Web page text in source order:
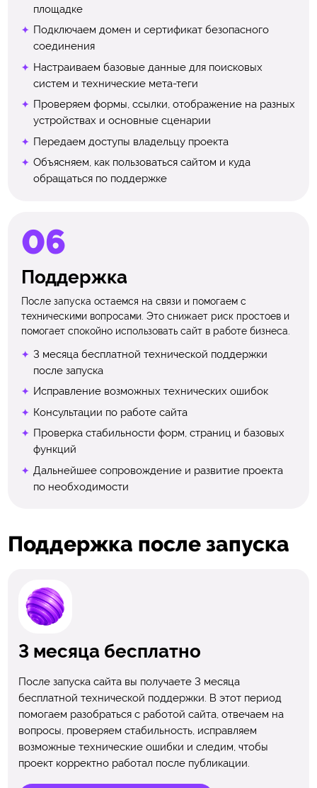
площадке
Подключаем домен и сертификат безопасного
соединения
Настраиваем базовые данные для поисковых
систем и технические мета-теги
Проверяем формы, ссылки, отображение на разных
устройствах и основные сценарии
Передаем доступы владельцу проекта
Объясняем, как пользоваться сайтом и куда
обращаться по поддержке
Поддержка
После запуска остаемся на связи и помогаем с
техническими вопросами. Это снижает риск простоев и
помогает спокойно использовать сайт в работе бизнеса.
3 месяца бесплатной технической поддержки
после запуска
Исправление возможных технических ошибок
Консультации по работе сайта
Проверка стабильности форм, страниц и базовых
функций
Дальнейшее сопровождение и развитие проекта
по необходимости
Поддержка после запуска
3 месяца бесплатно
После запуска сайта вы получаете 3 месяца
бесплатной технической поддержки. В этот период
помогаем разобраться с работой сайта, отвечаем на
вопросы, проверяем стабильность, исправляем
возможные технические ошибки и следим, чтобы
проект корректно работал после публикации.